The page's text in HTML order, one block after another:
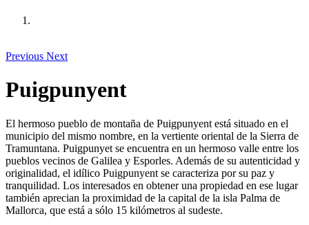
Previous Next
Puigpunyent
El hermoso pueblo de montaña de Puigpunyent está situado en el
municipio del mismo nombre, en la vertiente oriental de la Sierra de
Tramuntana. Puigpunyet se encuentra en un hermoso valle entre los
pueblos vecinos de Galilea y Esporles. Además de su autenticidad y
originalidad, el idílico Puigpunyent se caracteriza por su paz y
tranquilidad. Los interesados en obtener una propiedad en ese lugar
también aprecian la proximidad de la capital de la isla Palma de
Mallorca, que está a sólo 15 kilómetros al sudeste.